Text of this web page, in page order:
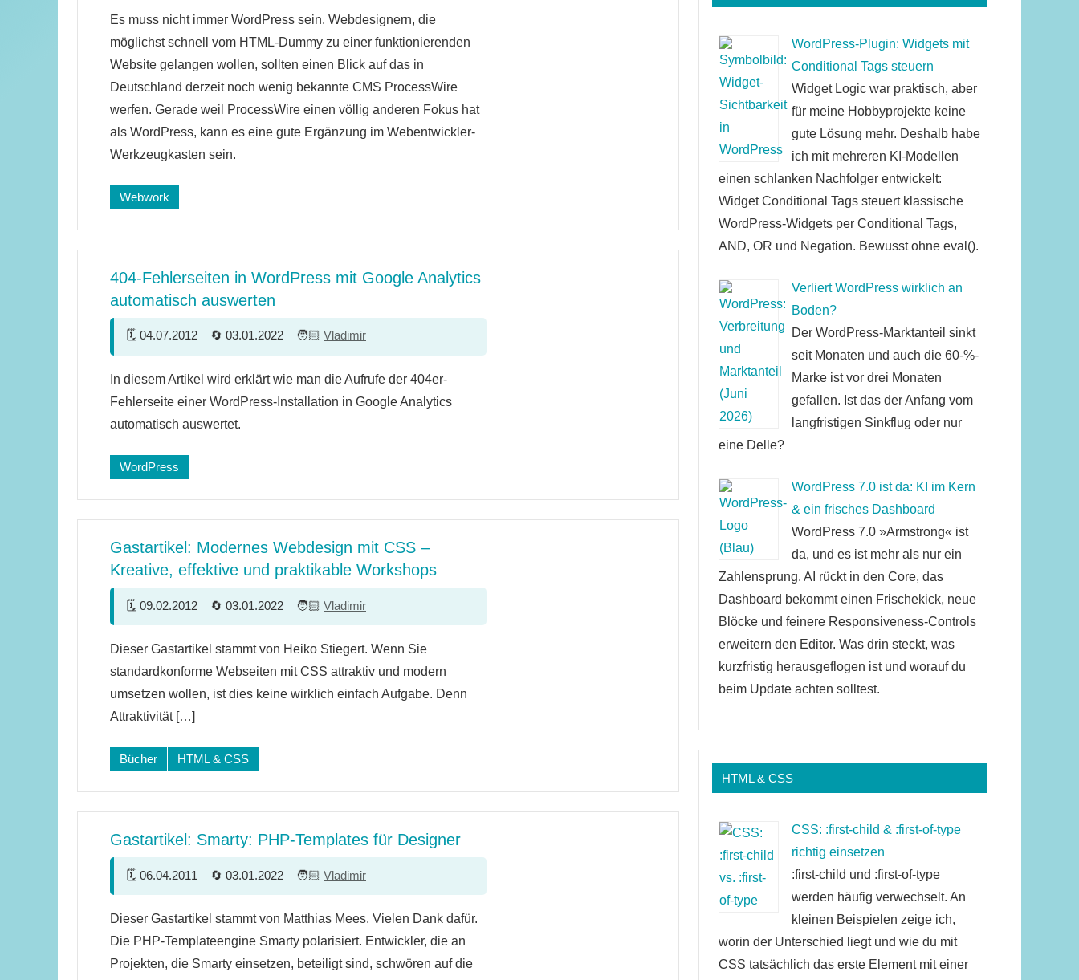
Kommentare
Es muss nicht immer WordPress sein. Webdesignern, die
möglichst schnell vom HTML-Dummy zu einer funktionierenden
Website gelangen wollen, sollten einen Blick auf das in
Deutschland derzeit noch wenig bekannte CMS ProcessWire
werfen. Gerade weil ProcessWire einen völlig anderen Fokus hat
als WordPress, kann es eine gute Ergänzung im Webentwickler-
Werkzeugkasten sein.
Webwork
404-Fehlerseiten in WordPress mit Google Analytics
automatisch auswerten
04.07.2012 03.01.2022 Vladimir
Kommentare
In diesem Artikel wird erklärt wie man die Aufrufe der 404er-
Fehlerseite einer WordPress-Installation in Google Analytics
automatisch auswertet.
WordPress
Gastartikel: Modernes Webdesign mit CSS –
Kreative, effektive und praktikable Workshops
09.02.2012 03.01.2022 Vladimir
Kommentare
Dieser Gastartikel stammt von Heiko Stiegert. Wenn Sie
standardkonforme Webseiten mit CSS attraktiv und modern
umsetzen wollen, ist dies keine wirklich einfach Aufgabe. Denn
Attraktivität […]
Bücher HTML & CSS
Gastartikel: Smarty: PHP-Templates für Designer
06.04.2011 03.01.2022 Vladimir
Kommentare
Dieser Gastartikel stammt von Matthias Mees. Vielen Dank dafür.
Die PHP-Templateengine Smarty polarisiert. Entwickler, die an
Projekten, die Smarty einsetzen, beteiligt sind, schwören auf die
WordPress-Plugin: Widgets mit
Conditional Tags steuern
Widget Logic war praktisch, aber
für meine Hobbyprojekte keine
gute Lösung mehr. Deshalb habe
ich mit mehreren KI-Modellen
einen schlanken Nachfolger entwickelt:
Widget Conditional Tags steuert klassische
WordPress-Widgets per Conditional Tags,
AND, OR und Negation. Bewusst ohne eval().
Verliert WordPress wirklich an
Boden?
Der WordPress-Marktanteil sinkt
seit Monaten und auch die 60-%-
Marke ist vor drei Monaten
gefallen. Ist das der Anfang vom
langfristigen Sinkflug oder nur
eine Delle?
WordPress 7.0 ist da: KI im Kern
& ein frisches Dashboard
WordPress 7.0 »Armstrong« ist
da, und es ist mehr als nur ein
Zahlensprung. AI rückt in den Core, das
Dashboard bekommt einen Frischekick, neue
Blöcke und feinere Responsiveness-Controls
erweitern den Editor. Was drin steckt, was
kurzfristig herausgeflogen ist und worauf du
beim Update achten solltest.
HTML & CSS
CSS: :first-child & :first-of-type
richtig einsetzen
:first-child und :first-of-type
werden häufig verwechselt. An
kleinen Beispielen zeige ich,
worin der Unterschied liegt und wie du mit
CSS tatsächlich das erste Element mit einer